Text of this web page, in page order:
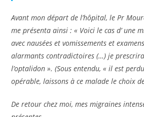
Avant mon départ de l’hôpital, le Pr
me présenta ainsi : « Voici le cas d’ une
avec nausées et vomissements et
alarmants contradictoires (…) je
l’optalidon ». (Sous entendu, « il est
opérable, laissons à ce malade le choix
De retour chez moi, mes migraines